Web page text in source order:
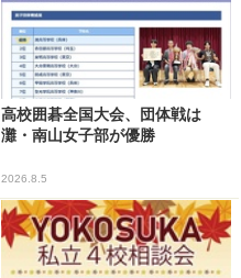
高校囲碁全国大会、団体戦は
灘・南山女子部が優勝
2026.8.5